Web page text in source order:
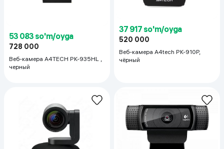
53 083 so'm/oyga
728 000
Веб-камера A4TECH PK-935HL ,
черный
37 917 so'm/oyga
520 000
Веб-камера A4tech PK-910P,
чёрный